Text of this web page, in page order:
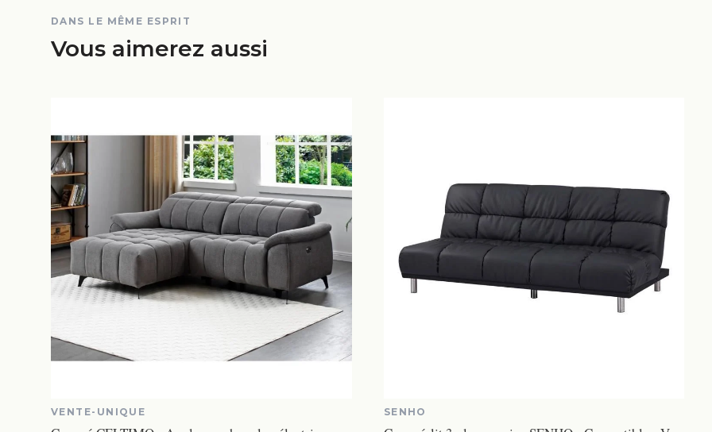
DANS LE MÊME ESPRIT
Vous aimerez aussi
VENTE-UNIQUE SENHO